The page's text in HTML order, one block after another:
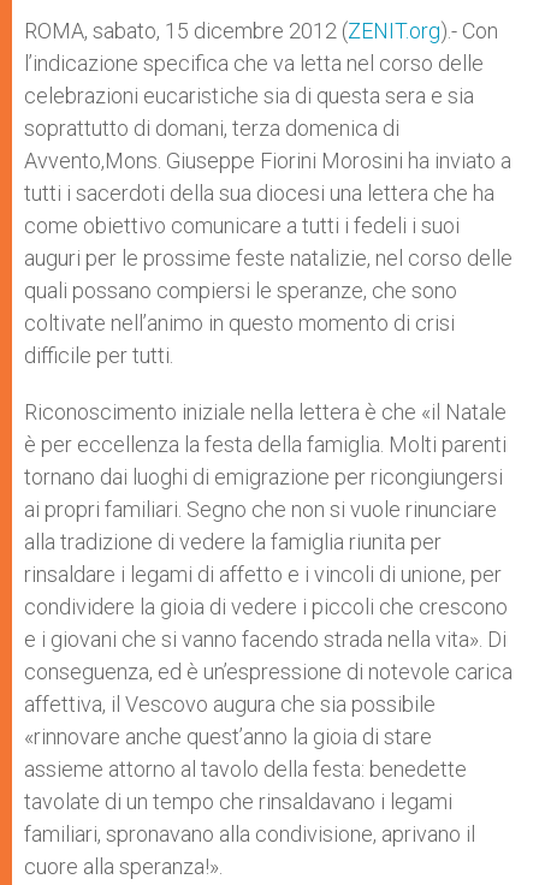
ROMA, sabato, 15 dicembre 2012 (ZENIT.org).- Con
l’indicazione specifica che va letta nel corso delle
celebrazioni eucaristiche sia di questa sera e sia
soprattutto di domani, terza domenica di
Avvento,Mons. Giuseppe Fiorini Morosini ha inviato a
tutti i sacerdoti della sua diocesi una lettera che ha
come obiettivo comunicare a tutti i fedeli i suoi
auguri per le prossime feste natalizie, nel corso delle
quali possano compiersi le speranze, che sono
coltivate nell’animo in questo momento di crisi
difficile per tutti.
Riconoscimento iniziale nella lettera è che «il Natale
è per eccellenza la festa della famiglia. Molti parenti
tornano dai luoghi di emigrazione per ricongiungersi
ai propri familiari. Segno che non si vuole rinunciare
alla tradizione di vedere la famiglia riunita per
rinsaldare i legami di affetto e i vincoli di unione, per
condividere la gioia di vedere i piccoli che crescono
e i giovani che si vanno facendo strada nella vita». Di
conseguenza, ed è un’espressione di notevole carica
affettiva, il Vescovo augura che sia possibile
«rinnovare anche quest’anno la gioia di stare
assieme attorno al tavolo della festa: benedette
tavolate di un tempo che rinsaldavano i legami
familiari, spronavano alla condivisione, aprivano il
cuore alla speranza!».